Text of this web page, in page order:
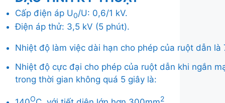
Cấp điện áp U0/U: 0,6/1 kV.
Điện áp thử: 3,5 kV (5 phút).
Nhiệt độ làm việc dài hạn cho phép của ruột dẫn là
Nhiệt độ cực đại cho phép của ruột dẫn khi ngắn
trong thời gian không quá 5 giây là:
O 2